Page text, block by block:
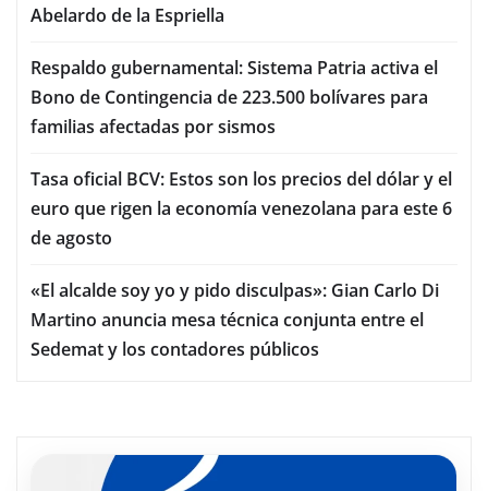
Abelardo de la Espriella
Respaldo gubernamental: Sistema Patria activa el
Bono de Contingencia de 223.500 bolívares para
familias afectadas por sismos
Tasa oficial BCV: Estos son los precios del dólar y el
euro que rigen la economía venezolana para este 6
de agosto
«El alcalde soy yo y pido disculpas»: Gian Carlo Di
Martino anuncia mesa técnica conjunta entre el
Sedemat y los contadores públicos